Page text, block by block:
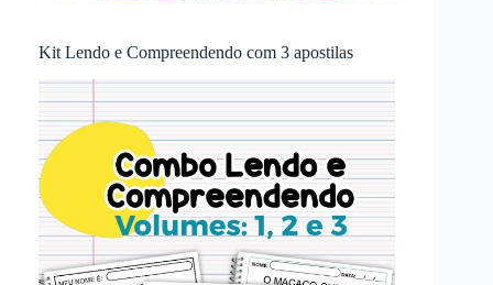
Kit Lendo e Compreendendo com 3 apostilas